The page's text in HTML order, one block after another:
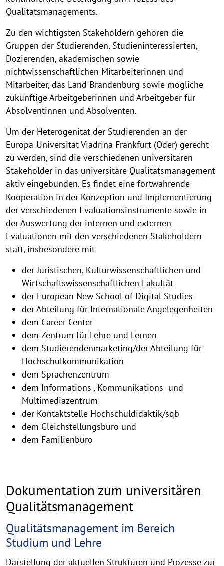
Qualitätsmanagements.
Zu den wichtigsten Stakeholdern gehören die
Gruppen der Studierenden, Studieninteressierten,
Dozierenden, akademischen sowie
nichtwissenschaftlichen Mitarbeiterinnen und
Mitarbeiter, das Land Brandenburg sowie mögliche
zukünftige Arbeitgeberinnen und Arbeitgeber für
Absolventinnen und Absolventen.
Um der Heterogenität der Studierenden an der
Europa-Universität Viadrina Frankfurt (Oder) gerecht
zu werden, sind die verschiedenen universitären
Stakeholder in das universitäre Qualitätsmanagement
aktiv eingebunden. Es findet eine fortwährende
Kooperation in der Konzeption und Implementierung
der verschiedenen Evaluationsinstrumente sowie in
der Auswertung der internen und externen
Evaluationen mit den verschiedenen Stakeholdern
statt, insbesondere mit
der Juristischen, Kulturwissenschaftlichen und
Wirtschaftswissenschaftlichen Fakultät
der European New School of Digital Studies
der Abteilung für Internationale Angelegenheiten
dem Career Center
dem Zentrum für Lehre und Lernen
dem Studierendenmarketing/der Abteilung für
Hochschulkommunikation
dem Sprachenzentrum
dem Informations-, Kommunikations- und
Multimediazentrum
der Kontaktstelle Hochschuldidaktik/sqb
dem Gleichstellungsbüro und
dem Familienbüro
Dokumentation zum universitären
Qualitätsmanagement
Qualitätsmanagement im Bereich
Studium und Lehre
Darstellung der aktuellen Strukturen und Prozesse zur